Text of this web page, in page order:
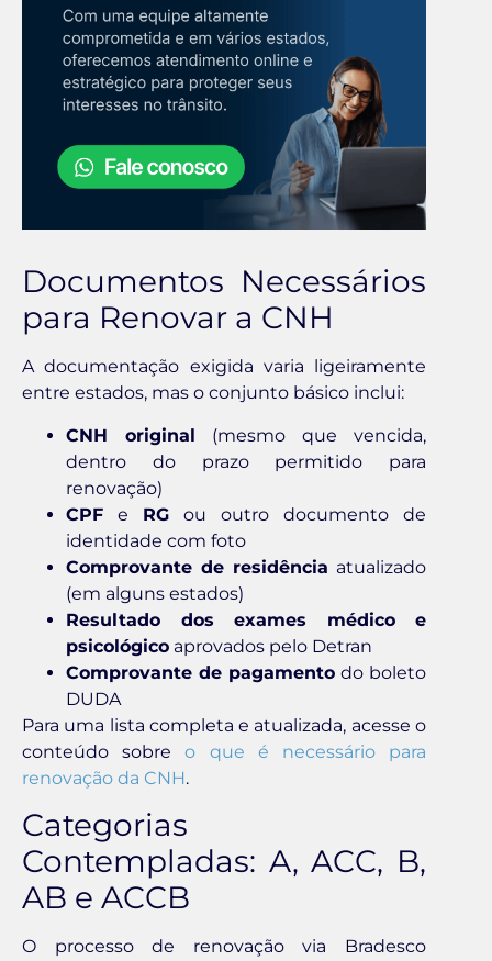
Documentos Necessários
para Renovar a CNH
A documentação exigida varia ligeiramente
entre estados, mas o conjunto básico inclui:
CNH original (mesmo que vencida,
dentro do prazo permitido para
renovação)
CPF e RG ou outro documento de
identidade com foto
Comprovante de residência atualizado
(em alguns estados)
Resultado dos exames médico e
psicológico aprovados pelo Detran
Comprovante de pagamento do boleto
DUDA
Para uma lista completa e atualizada, acesse o
conteúdo sobreo que é necessário para
renovação da CNH.
Categorias
Contempladas: A, ACC, B,
AB e ACCB
O processo de renovação via Bradesco